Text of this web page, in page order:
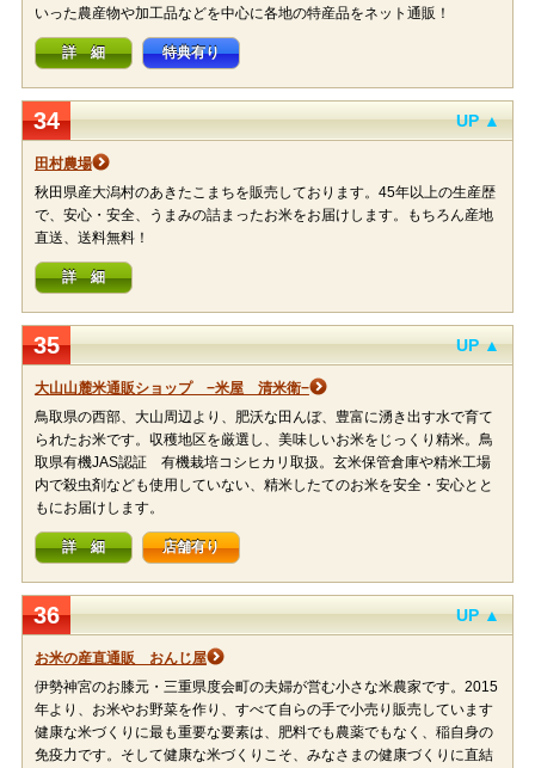
いった農産物や加工品などを中心に各地の特産品をネット通販！
詳 細 特典有り
34 UP ▲
田村農場
秋田県産大潟村のあきたこまちを販売しております。45年以上の生産歴
で、安心・安全、うまみの詰まったお米をお届けします。もちろん産地
直送、送料無料！
詳 細
35 UP ▲
大山山麓米通販ショップ −米屋 清米衛−
鳥取県の西部、大山周辺より、肥沃な田んぼ、豊富に湧き出す水で育て
られたお米です。収穫地区を厳選し、美味しいお米をじっくり精米。鳥
取県有機JAS認証 有機栽培コシヒカリ取扱。玄米保管倉庫や精米工場
内で殺虫剤なども使用していない、精米したてのお米を安全・安心とと
もにお届けします。
詳 細 店舗有り
36 UP ▲
お米の産直通販 おんじ屋
伊勢神宮のお膝元・三重県度会町の夫婦が営む小さな米農家です。2015
年より、お米やお野菜を作り、すべて自らの手で小売り販売しています
健康な米づくりに最も重要な要素は、肥料でも農薬でもなく、稲自身の
免疫力です。そして健康な米づくりこそ、みなさまの健康づくりに直結